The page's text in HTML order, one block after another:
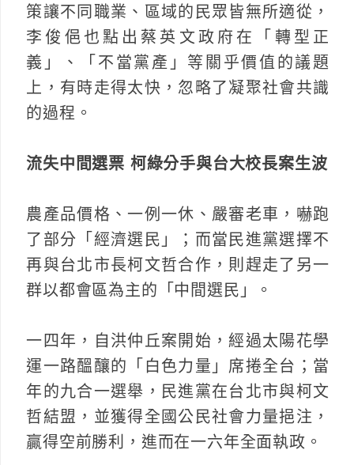
策讓不同職業、區域的民眾皆無所適從，
李俊俋也點出蔡英文政府在「轉型正
義」、「不當黨產」等關乎價值的議題
上，有時走得太快，忽略了凝聚社會共識
的過程。
流失中間選票 柯綠分手與台大校長案生波
農產品價格、一例一休、嚴審老車，嚇跑
了部分「經濟選民」；而當民進黨選擇不
再與台北市長柯文哲合作，則趕走了另一
群以都會區為主的「中間選民」。
一四年，自洪仲丘案開始，經過太陽花學
運一路醞釀的「白色力量」席捲全台；當
年的九合一選舉，民進黨在台北市與柯文
哲結盟，並獲得全國公民社會力量挹注，
贏得空前勝利，進而在一六年全面執政。